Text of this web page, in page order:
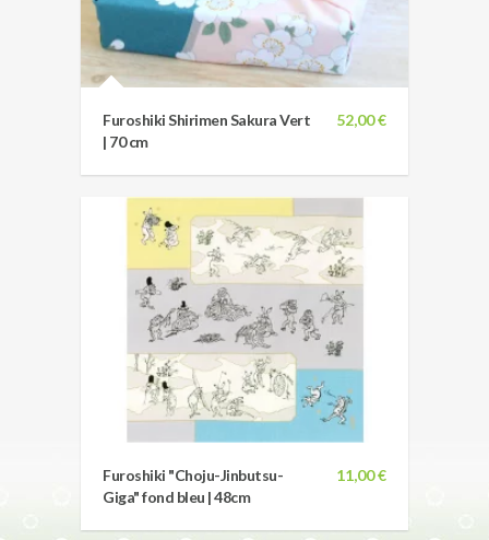
52,00 €
Furoshiki Shirimen Sakura Vert
| 70 cm
11,00 €
Furoshiki "Choju-Jinbutsu-
Giga" fond bleu | 48cm